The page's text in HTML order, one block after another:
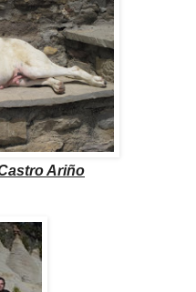
Ariño